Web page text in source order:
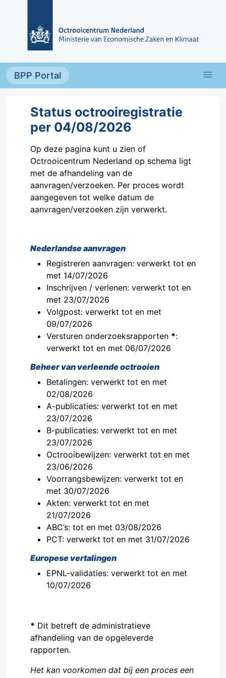
BPP Portal menu
Status octrooiregistratie
per 04/08/2026
Op deze pagina kunt u zien of
Octrooicentrum Nederland op schema ligt
met de afhandeling van de
aanvragen/verzoeken. Per proces wordt
aangegeven tot welke datum de
aanvragen/verzoeken zijn verwerkt.
Nederlandse aanvragen
Registreren aanvragen: verwerkt tot en
met 14/07/2026
Inschrijven / verlenen: verwerkt tot en
met 23/07/2026
Volgpost: verwerkt tot en met
09/07/2026
Versturen onderzoeksrapporten *:
verwerkt tot en met 06/07/2026
Beheer van verleende octrooien
Betalingen: verwerkt tot en met
02/08/2026
A-publicaties: verwerkt tot en met
23/07/2026
B-publicaties: verwerkt tot en met
23/07/2026
Octrooibewijzen: verwerkt tot en met
23/06/2026
Voorrangsbewijzen: verwerkt tot en
met 30/07/2026
Akten: verwerkt tot en met
21/07/2026
ABC’s: tot en met 03/08/2026
PCT: verwerkt tot en met 31/07/2026
Europese vertalingen
EPNL-validaties: verwerkt tot en met
10/07/2026
* Dit betreft de administratieve
afhandeling van de opgeleverde
rapporten.
Het kan voorkomen dat bij een proces een